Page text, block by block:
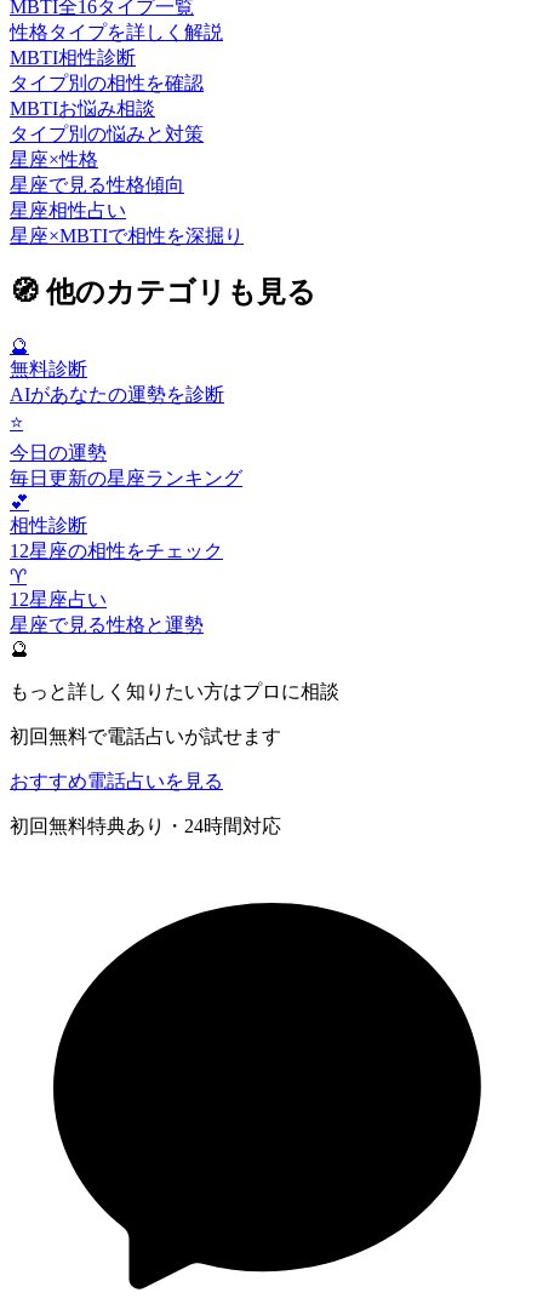
MBTI全16タイプ一覧
性格タイプを詳しく解説
MBTI相性診断
タイプ別の相性を確認
MBTIお悩み相談
タイプ別の悩みと対策
星座×性格
星座で見る性格傾向
星座相性占い
星座×MBTIで相性を深掘り
🧭他のカテゴリも見る
🔮
無料診断
AIがあなたの運勢を診断
⭐
今日の運勢
毎日更新の星座ランキング
💕
相性診断
12星座の相性をチェック
♈
12星座占い
星座で見る性格と運勢
🔮
もっと詳しく知りたい方はプロに相談
初回無料で電話占いが試せます
おすすめ電話占いを見る
初回無料特典あり・24時間対応